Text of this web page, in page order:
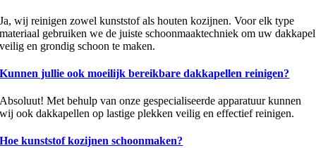
Ja, wij reinigen zowel kunststof als houten kozijnen. Voor elk type
materiaal gebruiken we de juiste schoonmaaktechniek om uw dakkapel
veilig en grondig schoon te maken.
Kunnen jullie ook moeilijk bereikbare dakkapellen reinigen?
Absoluut! Met behulp van onze gespecialiseerde apparatuur kunnen
wij ook dakkapellen op lastige plekken veilig en effectief reinigen.
Hoe kunststof kozijnen schoonmaken?